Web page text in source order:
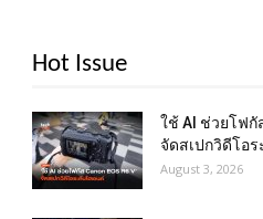
Hot Issue
ใช้ AI ช่วยโฟกั
จัดสเปกวิดีโอ
August 3, 2026